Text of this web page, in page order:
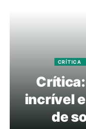
CRÍTICA
Crítica:
incrível
de